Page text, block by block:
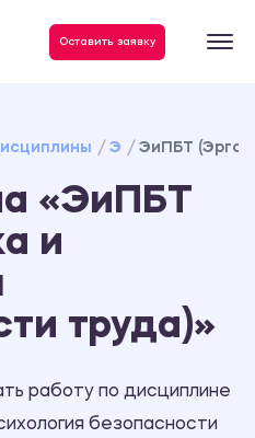
Оставить заявку
Э ЭиПБТ
«ЭиПБТ
и
труда)»
работу по дисциплине
безопасности